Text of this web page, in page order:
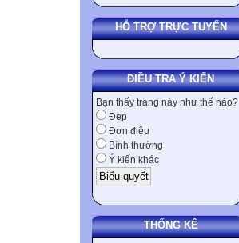
HỖ TRỢ TRỰC TUYẾN
ĐIỀU TRA Ý KIẾN
Bạn thấy trang này như thế nào?
Đẹp
Đơn điệu
Bình thường
Ý kiến khác
THỐNG KÊ